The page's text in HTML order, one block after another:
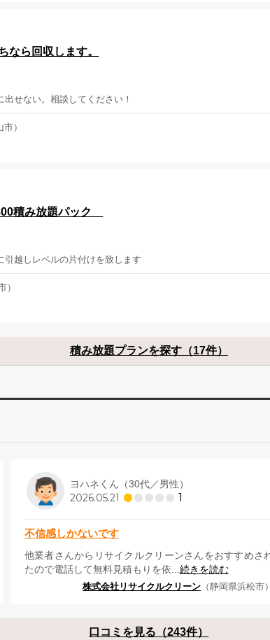
なら回収します。
せない。相談してください！
）
積み放題パック
引越しレベルの片付けを致します
）
積み放題プランを探す（17件）
ヨハネくん（30代／男性）
2026.05.21 1
不信感しかないです
他業者さんからリサイクルクリーンさんをおすすめさ
たので電話して無料見積もりを依... 続きを読む
株式会社リサイクルクリーン （静岡県浜松市）
口コミを見る（243件）